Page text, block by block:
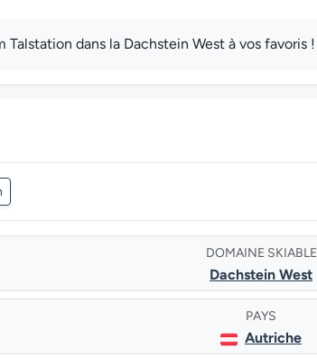
dans la Dachstein West à vos favoris !
DOMAINE SKIABLE
Dachstein West
PAYS
Autriche